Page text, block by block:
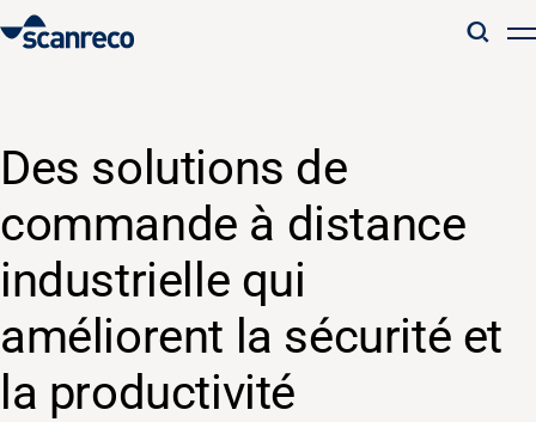
Customisation
Industries
Hub de connaissance
Des solutions de
commande à distance
industrielle qui
améliorent la sécurité et
la productivité